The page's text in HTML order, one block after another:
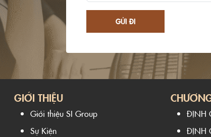
GỬI ĐI
GIỚI THIỆU
Giới thiệu SI Group
Sự Kiện
ĐỊNH
ĐỊNH